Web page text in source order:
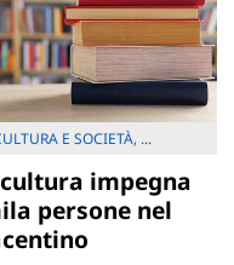
E SOCIETÀ, ...
impegna
persone nel